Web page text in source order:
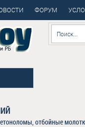
ФОРУМ
отбойные